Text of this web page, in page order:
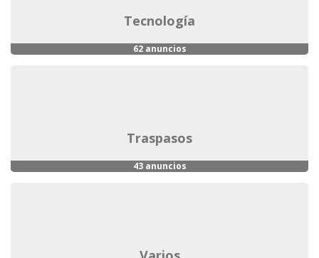
tecnología
62 anuncios
traspasos
43 anuncios